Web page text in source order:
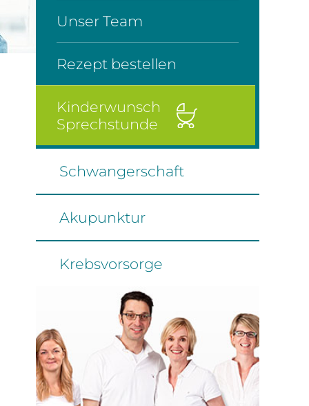
Unser Team
Rezept bestellen
Kinderwunsch
Sprechstunde
Schwangerschaft
Akupunktur
Krebsvorsorge